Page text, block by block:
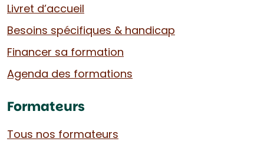
Livret d’accueil
Besoins spécifiques & handicap
Financer sa formation
Agenda des formations
Formateurs
Tous nos formateurs